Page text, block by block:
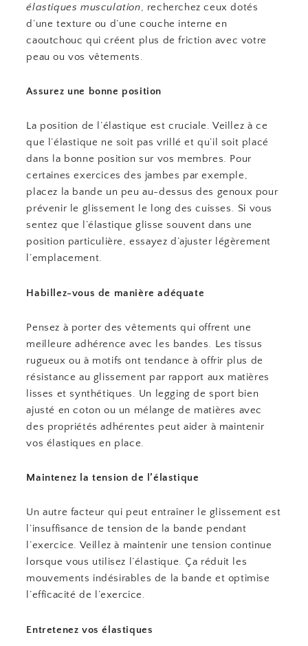
élastiques musculation, recherchez ceux dotés
d’une texture ou d’une couche interne en
caoutchouc qui créent plus de friction avec votre
peau ou vos vêtements.
Assurez une bonne position
La position de l’élastique est cruciale. Veillez à ce
que l’élastique ne soit pas vrillé et qu’il soit placé
dans la bonne position sur vos membres. Pour
certaines exercices des jambes par exemple,
placez la bande un peu au-dessus des genoux pour
prévenir le glissement le long des cuisses. Si vous
sentez que l’élastique glisse souvent dans une
position particulière, essayez d’ajuster légèrement
l’emplacement.
Habillez-vous de manière adéquate
Pensez à porter des vêtements qui offrent une
meilleure adhérence avec les bandes. Les tissus
rugueux ou à motifs ont tendance à offrir plus de
résistance au glissement par rapport aux matières
lisses et synthétiques. Un legging de sport bien
ajusté en coton ou un mélange de matières avec
des propriétés adhérentes peut aider à maintenir
vos élastiques en place.
Maintenez la tension de l’élastique
Un autre facteur qui peut entraîner le glissement est
l’insuffisance de tension de la bande pendant
l’exercice. Veillez à maintenir une tension continue
lorsque vous utilisez l’élastique. Ça réduit les
mouvements indésirables de la bande et optimise
l’efficacité de l’exercice.
Entretenez vos élastiques